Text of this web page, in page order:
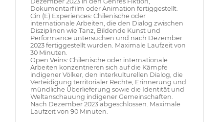
Dokumentarfilm oder Animation fertiggestellt.
Cin (E) Experiences: Chilenische oder
internationale Arbeiten, die den Dialog zwischen
Disziplinen wie Tanz, Bildende Kunst und
Performance untersuchen und nach Dezember
2023 fertiggestellt wurden. Maximale Laufzeit von
30 Minuten.
Open Veins: Chilenische oder internationale
Arbeiten konzentrieren sich auf die Kämpfe
indigener Völker, den interkulturellen Dialog, die
Verteidigung territorialer Rechte, Erinnerung und
mündliche Überlieferung sowie die Identität und
Weltanschauung indigener Gemeinschaften.
Nach Dezember 2023 abgeschlossen. Maximale
Laufzeit von 90 Minuten.